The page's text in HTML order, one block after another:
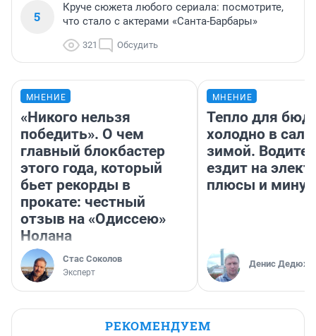
5
Круче сюжета любого сериала: посмотрите,
что стало с актерами «Санта-Барбары»
321 Обсудить
МНЕНИЕ
«Никого нельзя
победить». О чем
главный блокбастер
этого года, который
бьет рекорды в
прокате: честный
отзыв на «Одиссею»
Нолана
Стас Соколов
Эксперт
МНЕНИЕ
Тепло для
холодно в
зимой.
ездит на
плюсы и
Денис
РЕКОМЕНДУЕМ